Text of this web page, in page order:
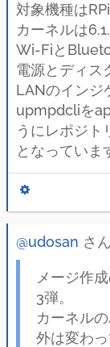
対象機種は
カーネルは
Wi-Fiと
電源とディス
LANのインジ
upmpdcliを
うにレポジト
となっていま
@udosan さん
メージ作
3弾。
カーネル
外は変わっ